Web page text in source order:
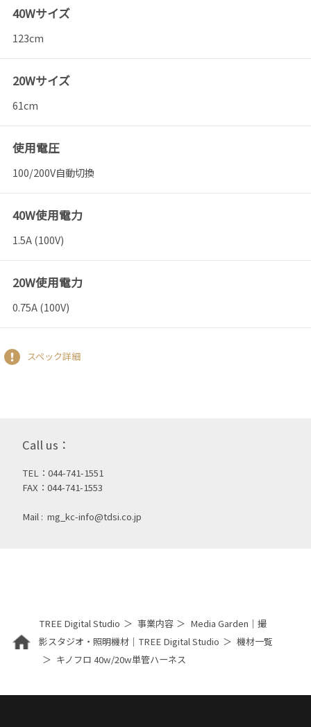
40Wサイズ
123cm
20Wサイズ
61cm
使用電圧
100/200V自動切換
40W使用電力
1.5A (100V)
20W使用電力
0.75A (100V)
スペック詳細
Call us：
TEL：044-741-1551
FAX：044-741-1553
Mail : mg_kc-info@tdsi.co.jp
TREE Digital Studio 事業内容
Media Garden｜撮
影スタジオ・照明機材｜TREE Digital Studio
機材一覧
キノフロ 40w/20w単管ハーネス